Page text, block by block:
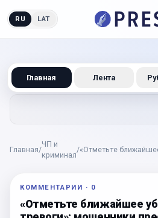
RU LAT
Главная/
ЧП и
криминал
/«Отметьте
КОММЕНТАРИИ · 0
«Отметьте ближайшее
Главная Лента